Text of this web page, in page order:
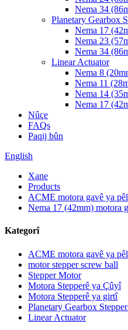
Nema 34
Planetary Gearbox
Nema 17
Nema 23
Nema 34
Linear Actuator
Nema 8
Nema 11
Nema 14
Nema 17
Nûçe
FAQs
Paqij bûn
English
Xane
Products
ACME motora gavê ya
Nema 17 (42mm) motora
Kategorî
ACME motora gavê ya
motor stepper screw ball
Stepper Motor
Motora Stepperê ya Çûyî
Motora Stepperê ya girtî
Planetary Gearbox
Linear Actuator